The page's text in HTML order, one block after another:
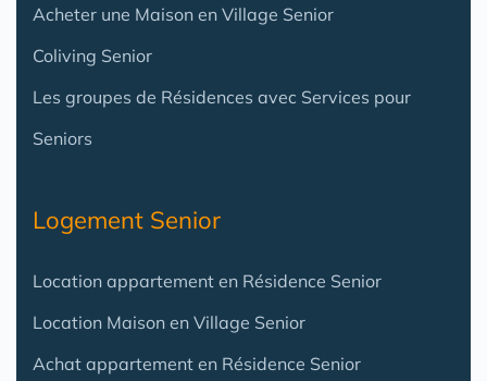
Acheter une Maison en Village Senior
Coliving Senior
Les groupes de Résidences avec Services pour
Seniors
Logement Senior
Location appartement en Résidence Senior
Location Maison en Village Senior
Achat appartement en Résidence Senior